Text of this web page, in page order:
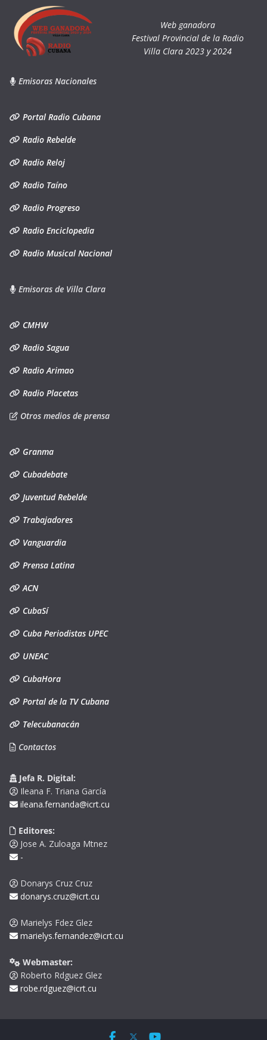
Web ganadora
Festival Provincial de la Radio
Villa Clara 2023 y 2024
Emisoras Nacionales
Portal Radio Cubana
Radio Rebelde
Radio Reloj
Radio Taíno
Radio Progreso
Radio Enciclopedia
Radio Musical Nacional
Emisoras de Villa Clara
CMHW
Radio Sagua
Radio Arimao
Radio Placetas
Otros medios de prensa
Granma
Cubadebate
Juventud Rebelde
Trabajadores
Vanguardia
Prensa Latina
ACN
CubaSí
Cuba Periodistas UPEC
UNEAC
CubaHora
Portal de la TV Cubana
Telecubanacán
Contactos
Jefa R. Digital:
Ileana F. Triana García
ileana.fernanda@icrt.cu
Editores:
Jose A. Zuloaga Mtnez
-
Donarys Cruz Cruz
donarys.cruz@icrt.cu
Marielys Fdez Glez
marielys.fernandez@icrt.cu
Webmaster:
Roberto Rdguez Glez
robe.rdguez@icrt.cu